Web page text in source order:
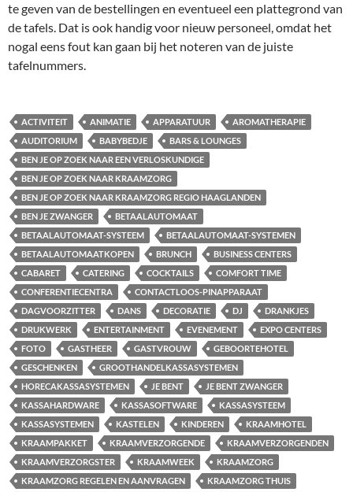
te geven van de bestellingen en eventueel een plattegrond van
de tafels. Dat is ook handig voor nieuw personeel, omdat het
nogal eens fout kan gaan bij het noteren van de juiste
tafelnummers.
ACTIVITEIT ANIMATIE APPARATUUR
AROMATHERAPIE
AUDITORIUM
BABYBEDJE
BARS & LOUNGES
BEN JE OP ZOEK NAAR EEN VERLOSKUNDIGE
BEN JE OP ZOEK NAAR KRAAMZORG
BEN JE OP ZOEK NAAR KRAAMZORG REGIO HAAGLANDEN
BEN JE ZWANGER
BETAALAUTOMAAT
BETAALAUTOMAAT-SYSTEEM
BETAALAUTOMAAT-SYSTEMEN
BETAALAUTOMAATKOPEN
BRUNCH
BUSINESS CENTERS
CABARET
CATERING COCKTAILS
COMFORT TIME
CONFERENTIECENTRA
CONTACTLOOS-PINAPPARAAT
DAGVOORZITTER
DANS DECORATIE DJ
DRANKJES
DRUKWERK
ENTERTAINMENT EVENEMENT
EXPO CENTERS
FOTO
GASTHEER GASTVROUW
GEBOORTEHOTEL
GESCHENKEN
GROOTHANDELKASSASYSTEMEN
HORECAKASSASYSTEMEN
JE BENT
JE BENT ZWANGER
KASSAHARDWARE
KASSASOFTWARE
KASSASYSTEEM
KASSASYSTEMEN
KASTELEN KINDEREN
KRAAMHOTEL
KRAAMPAKKET
KRAAMVERZORGENDE
KRAAMVERZORGENDEN
KRAAMVERZORGSTER
KRAAMWEEK
KRAAMZORG
KRAAMZORG REGELEN EN AANVRAGEN
KRAAMZORG THUIS